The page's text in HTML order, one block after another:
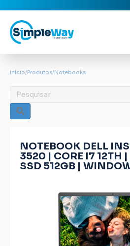
Início/Produtos/Notebooks
NOTEBOOK DELL
3520 | CORE I7 12TH
SSD 512GB |